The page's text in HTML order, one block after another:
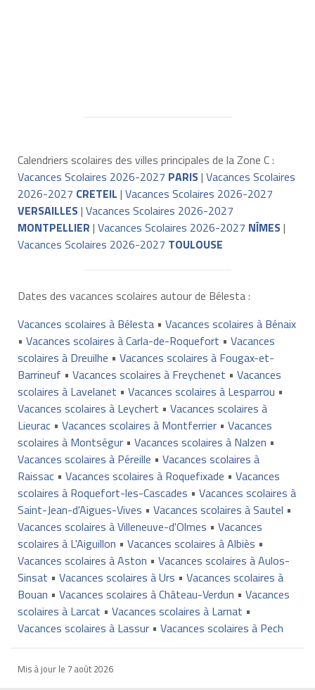
Calendriers scolaires des villes principales de la Zone C :
Vacances Scolaires 2026-2027 PARIS| Vacances Scolaires
2026-2027 CRETEIL | Vacances Scolaires 2026-2027
VERSAILLES| Vacances Scolaires 2026-2027
MONTPELLIER | Vacances Scolaires 2026-2027 NÎMES|
Vacances Scolaires 2026-2027 TOULOUSE
Dates des vacances scolaires autour de Bélesta :
Vacances scolaires à Bélesta• Vacances scolaires à Bénaix
• Vacances scolaires à Carla-de-Roquefort • Vacances
scolaires à Dreuilhe • Vacances scolaires à Fougax-et-
Barrineuf • Vacances scolaires à Freychenet • Vacances
scolaires à Lavelanet • Vacances scolaires à Lesparrou •
Vacances scolaires à Leychert • Vacances scolaires à
Lieurac• Vacances scolaires à Montferrier• Vacances
scolaires à Montségur• Vacances scolaires à Nalzen •
Vacances scolaires à Péreille • Vacances scolaires à
Raissac• Vacances scolaires à Roquefixade • Vacances
scolaires à Roquefort-les-Cascades • Vacances scolaires à
Saint-Jean-d'Aigues-Vives • Vacances scolaires à Sautel •
Vacances scolaires à Villeneuve-d'Olmes • Vacances
scolaires à L'Aiguillon • Vacances scolaires à Albiès •
Vacances scolaires à Aston • Vacances scolaires à Aulos-
Sinsat • Vacances scolaires à Urs • Vacances scolaires à
Bouan • Vacances scolaires à Château-Verdun • Vacances
scolaires à Larcat • Vacances scolaires à Larnat •
Vacances scolaires à Lassur• Vacances scolaires à Pech
Mis à jour le 7 août 2026